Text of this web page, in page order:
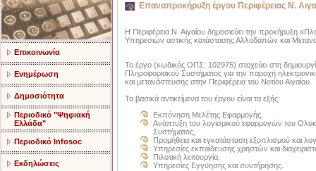
Επικοινωνία
Ενημέρωση
Δημοσιότητα
Περιοδικό "Ψηφιακή
Ελλάδα"
Περιοδικό Infosoc
Εκδηλώσεις
Επαναπροκήρυξη έργου Περιφέρειας Ν.
Η Περιφέρεια Ν. Αιγαίου δημοσιεύει την προκήρυξη
Υπηρεσιών αστικής κατάστασης Αλλοδαπών και
Το έργο (κωδικός ΟΠΣ: 102975) στοχεύει στη
Πληροφοριακού Συστήματος για την παροχή
και μετανάστευσης στην Περιφέρεια του Νοτίου Αιγαίου.
Τα βασικά αντικείμενα του έργου είναι τα εξής:
Εκπόνηση Μελέτης Εφαρμογής,
Ανάπτυξη του λογισμικού εφαρμογών του
Συστήματος,
Προμήθεια και εγκατάσταση εξοπλισμού και
Υπηρεσίες εκπαίδευσης χρηστών και
Πιλοτική λειτουργία,
Υπηρεσίες Εγγύησης και συντήρησης.